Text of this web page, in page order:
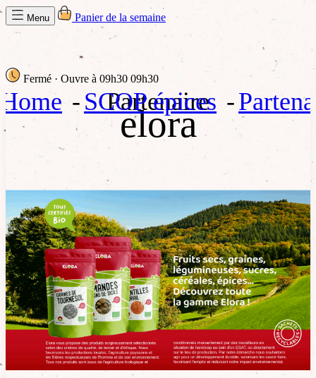
Menu Panier de la semaine
Fermé · Ouvre à 09h30 09h30
Partenaire
Home SCOP épices
elora